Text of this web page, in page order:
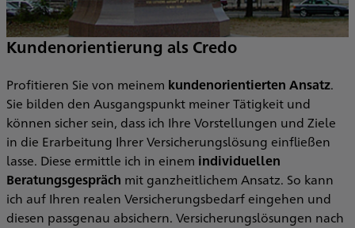
Kundenorientierung als Credo
Profitieren Sie von meinem kundenorientierten Ansatz.
Sie bilden den Ausgangspunkt meiner Tätigkeit und
können sicher sein, dass ich Ihre Vorstellungen und Ziele
in die Erarbeitung Ihrer Versicherungslösung einfließen
lasse. Diese ermittle ich in einem individuellen
Beratungsgespräch mit ganzheitlichem Ansatz. So kann
ich auf Ihren realen Versicherungsbedarf eingehen und
diesen passgenau absichern. Versicherungslösungen nach